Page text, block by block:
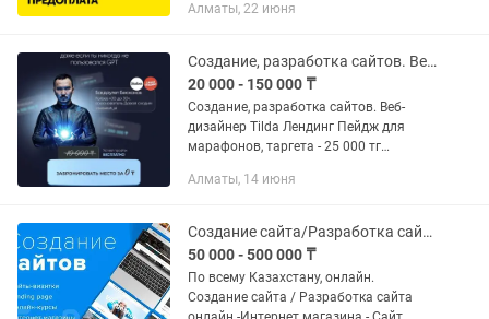
за 1 день и без предоплаты Наша
для Вас...
Алматы, 22 июня
Создание, разработка сайтов. Веб-дизайнер Tilda
20 000 - 150 000 ₸
Создание, разработка сайтов. Веб-
дизайнер Tilda Лендинг Пейдж для
марафонов, таргета - 25 000 тг
Платформа для онлайн курсов - 70
Алматы, 14 июня
Создание сайта/Разработка сайта, интернет магазина и т д онлайн
50 000 - 500 000 ₸
По всему Казахстану, онлайн.
Создание сайта / Разработка сайта